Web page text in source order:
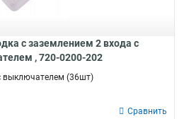
с заземлением 2 входа с
, 720-0200-202
выключателем (36шт)
Сравнить